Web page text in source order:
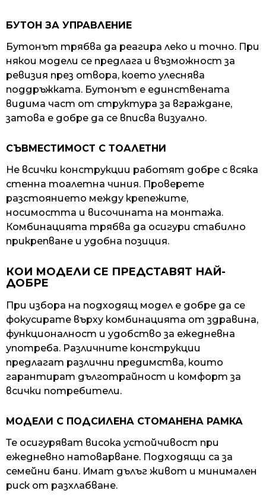
БУТОН ЗА УПРАВЛЕНИЕ
Бутонът трябва да реагира леко и точно. При
някои модели се предлага и възможност за
ревизия през отвора, което улеснява
поддръжката. Бутонът е единствената
видима част от структура за вграждане,
затова е добре да се вписва визуално.
СЪВМЕСТИМОСТ С ТОАЛЕТНИ
Не всички конструкции работят добре с всяка
стенна тоалетна чиния. Проверете
разстоянието между крепежите,
носимостта и височината на монтажа.
Комбинацията трябва да осигури стабилно
прикрепване и удобна позиция.
КОИ МОДЕЛИ СЕ ПРЕДСТАВЯТ НАЙ-
ДОБРЕ
При избора на подходящ модел е добре да се
фокусирате върху комбинацията от здравина,
функционалност и удобство за ежедневна
употреба. Различните конструкции
предлагат различни предимства, които
гарантират дълготрайност и комфорт за
всички потребители.
МОДЕЛИ С ПОДСИЛЕНА СТОМАНЕНА РАМКА
Те осигуряват висока устойчивост при
ежедневно натоварване. Подходящи са за
семейни бани. Имат дълъг живот и минимален
риск от разхлабване.